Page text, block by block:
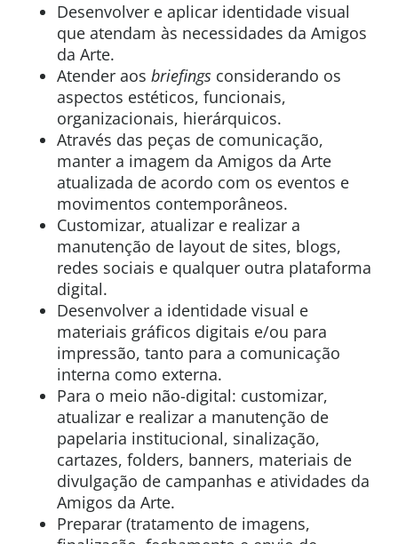
Desenvolver e aplicar identidade visual
que atendam às necessidades da Amigos
da Arte.
Atender aos briefings considerando os
aspectos estéticos, funcionais,
organizacionais, hierárquicos.
Através das peças de comunicação,
manter a imagem da Amigos da Arte
atualizada de acordo com os eventos e
movimentos contemporâneos.
Customizar, atualizar e realizar a
manutenção de layout de sites, blogs,
redes sociais e qualquer outra plataforma
digital.
Desenvolver a identidade visual e
materiais gráficos digitais e/ou para
impressão, tanto para a comunicação
interna como externa.
Para o meio não-digital: customizar,
atualizar e realizar a manutenção de
papelaria institucional, sinalização,
cartazes, folders, banners, materiais de
divulgação de campanhas e atividades da
Amigos da Arte.
Preparar (tratamento de imagens,